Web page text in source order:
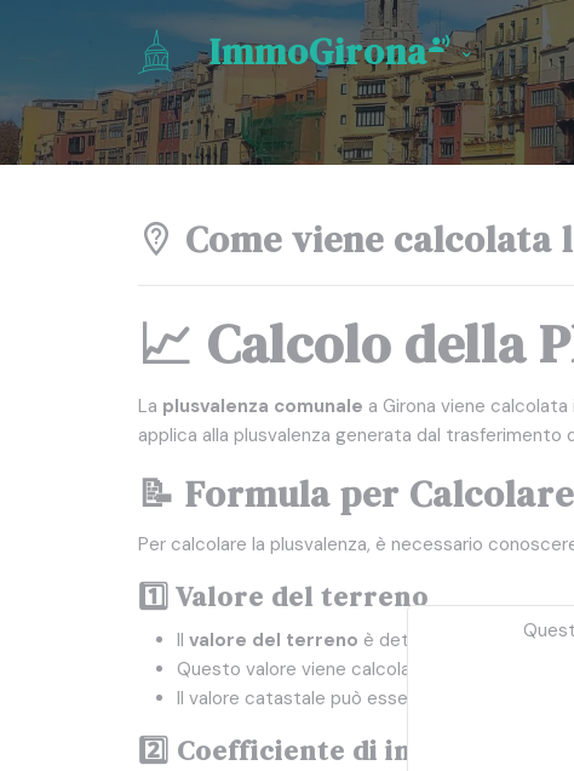
ImmoGirona
Come viene calcolata
📈 Calcolo della
La plusvalenza comunale a Girona viene
applica alla plusvalenza generata dal trasferimento
📝 Formula per
Per calcolare la plusvalenza, è necessario
1️⃣ Valore del terreno
Il valore del terreno è determinato in base
Questo valore viene calcolato sulla base del
Il valore catastale può essere consultato
2️⃣ Coefficiente di incremento